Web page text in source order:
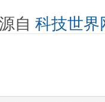
自 科技世界